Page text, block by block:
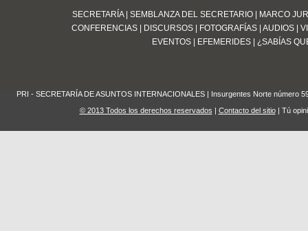
SECRETARÍA| SEMBLANZA DEL SECRETARIO | MARCO
CONFERENCIAS| DISCURSOS| FOTOGRAFÍAS| AUDIOS|
EVENTOS | EFEMERIDES | ¿SABÍAS
PRI - SECRETARÍA DE ASUNTOS INTERNACIONALES | Insurgentes Norte número
© 2013 Todos los derechos reservados | Contacto del sitio| Tú